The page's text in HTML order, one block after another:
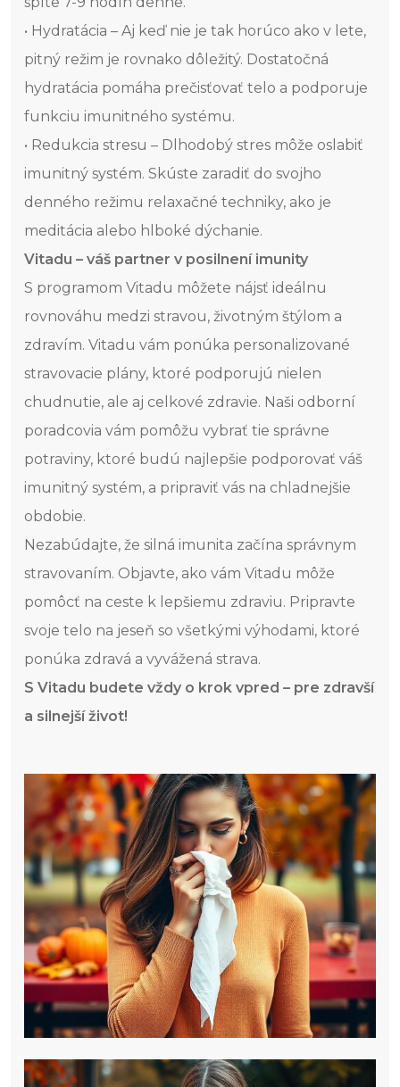
• Hydratácia – Aj keď nie je tak horúco ako v lete,
pitný režim je rovnako dôležitý. Dostatočná
hydratácia pomáha prečisťovať telo a podporuje
funkciu imunitného systému.
• Redukcia stresu – Dlhodobý stres môže oslabiť
imunitný systém. Skúste zaradiť do svojho
denného režimu relaxačné techniky, ako je
meditácia alebo hlboké dýchanie.
Vitadu – váš partner v posilnení imunity
S programom Vitadu môžete nájsť ideálnu
rovnováhu medzi stravou, životným štýlom a
zdravím. Vitadu vám ponúka personalizované
stravovacie plány, ktoré podporujú nielen
chudnutie, ale aj celkové zdravie. Naši odborní
poradcovia vám pomôžu vybrať tie správne
potraviny, ktoré budú najlepšie podporovať váš
imunitný systém, a pripraviť vás na chladnejšie
obdobie.
Nezabúdajte, že silná imunita začína správnym
stravovaním. Objavte, ako vám Vitadu môže
pomôcť na ceste k lepšiemu zdraviu. Pripravte
svoje telo na jeseň so všetkými výhodami, ktoré
ponúka zdravá a vyvážená strava.
S Vitadu budete vždy o krok vpred – pre zdravší
a silnejší život!